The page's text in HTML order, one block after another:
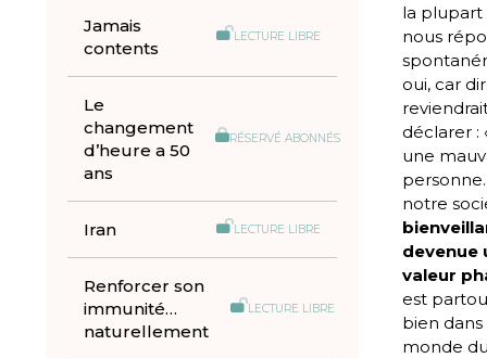
Jamais
contents
LECTURE LIBRE
Le
changement
d’heure a 50
ans
RÉSERVÉ ABONNÉS
Iran LECTURE LIBRE
Renforcer son
immunité…
naturellement
LECTURE LIBRE
la plupart
nous
oui, car
déclarer :
une
personne.
notre
devenue
valeur
est
bien dans
monde